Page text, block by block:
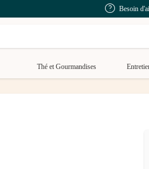
Besoin
Thé et Gourmandises